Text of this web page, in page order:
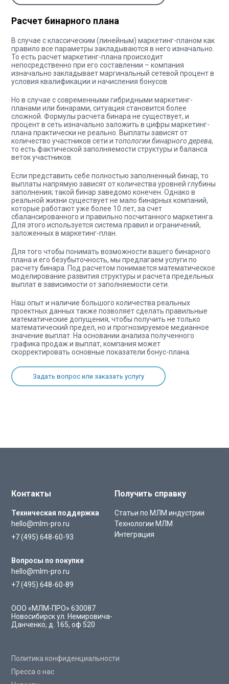
Расчет бинарного плана
В случае с классическим (линейным) маркетинг-планом как
правило все параметры закладываются в него изначально.
То есть расчет маркетинг-плана происходит
непосредственно при его составлении – компания
изначально закладывает маргинальный сетевой процент в
условия квалификации и начисления бонусов.
Но в случае с современными гибридными маркетинг-
планами или бинарами, ситуация становится более
сложной. Формулы расчета бинара не существует, и
процент в сеть изначально заложить в цифры маркетинг-
плана практически не реально. Выплаты зависят от
количество участников сети итопологии бинарного дерева,
то есть фактической заполняемости структуры и баланса
веток участников.
Если представить себе полностью заполненный бинар, то
выплаты напрямую зависят от количества уровней глубины
заполнения; такой бинар заведомо конечен. Однако в
реальной жизни существует не мало бинарных компаний,
которые работают уже более 10 лет, за счет
сбалансированного и правильно посчитанного маркетинга.
Для этого используется система правил и ограничений,
заложенных в маркетинг-план.
Для того чтобы понимать возможности вашего бинарного
плана и его безубыточность, мы предлагаем услуги по
расчету бинара. Под расчетом понимается математическое
моделирование развития структуры и расчета предельных
выплат в зависимости от заполняемости сети.
Наш опыт и наличие большого количества реальных
проектных данных также позволяет сделать правильные
математические допущения, чтобы получить не только
математический предел, но и прогнозируемое медианное
значение выплат. На основании анализа полученного
графика продаж и выплат, компания может
скорректировать основные показатели бонус-плана.
Задать вопрос или заказать услугу
Контакты
Техническая поддержка
hello@mlm-pro.ru
+7 (495) 648-60-93
Вопросы по покупке
hello@mlm-pro.ru
+7 (495) 648-60-89
ООО «МЛМ-ПРО»630087
Новосибирск ул. Немировича-
Данченко, д. 165, оф 520
Получить справку
Статьи по МЛМ индустрии
Технологии МЛМ
Интеграция
Политика конфиденциальности
Пресса о нас